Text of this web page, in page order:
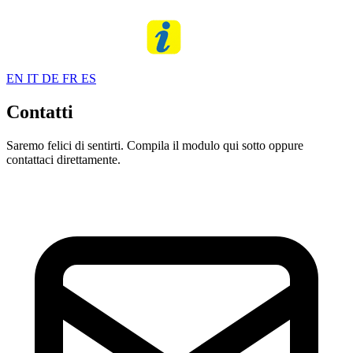
EN IT DE FR ES
Contatti
Saremo felici di sentirti. Compila il modulo qui sotto oppure
contattaci direttamente.